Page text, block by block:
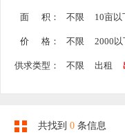
面 积： 不限 10亩以
价 格： 不限 2000以
供求类型： 不限 出租
共找到 0 条信息